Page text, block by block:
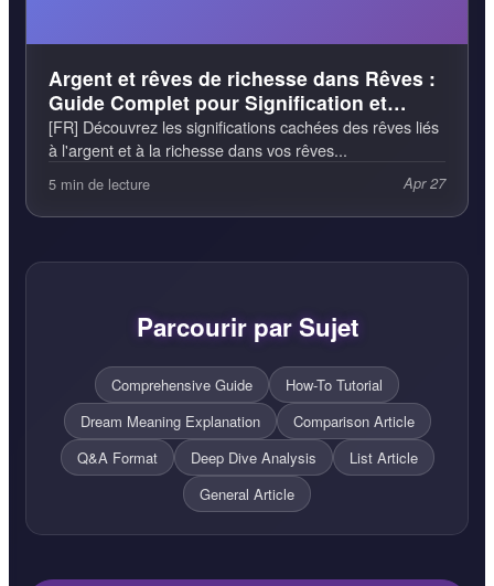
Argent et rêves de richesse dans Rêves :
Guide Complet pour Signification et
Interprétation
[FR] Découvrez les significations cachées des rêves liés
à l'argent et à la richesse dans vos rêves...
5 min de lecture Apr 27
Parcourir par Sujet
Comprehensive Guide
How-To Tutorial
Dream Meaning Explanation
Comparison Article
Q&A Format
Deep Dive Analysis
List Article
General Article